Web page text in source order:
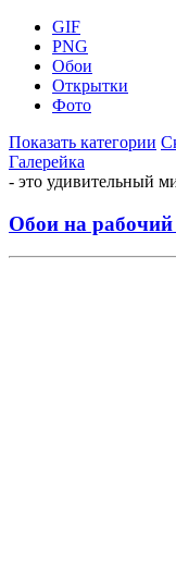
GIF
PNG
Обои
Открытки
Фото
Показать категории
Галерейка
- это удивительный
Обои на рабочий